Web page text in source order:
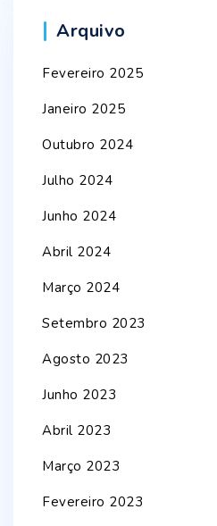
Arquivo
Fevereiro 2025
Janeiro 2025
Outubro 2024
Julho 2024
Junho 2024
Abril 2024
Março 2024
Setembro 2023
Agosto 2023
Junho 2023
Abril 2023
Março 2023
Fevereiro 2023